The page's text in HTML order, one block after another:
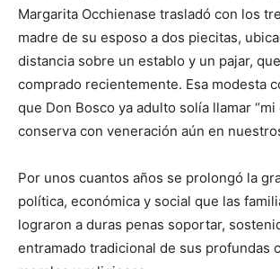
Margarita Occhienase trasladó con los
madre de su esposo a dos piecitas,
distancia sobre un establo y un pajar,
comprado recientemente. Esa modesta
que Don Bosco ya adulto solía llamar “mi
conserva con veneración aún en
Por unos cuantos años se prolongó la
política, económica y social que las
lograron a duras penas soportar,
entramado tradicional de sus profundas